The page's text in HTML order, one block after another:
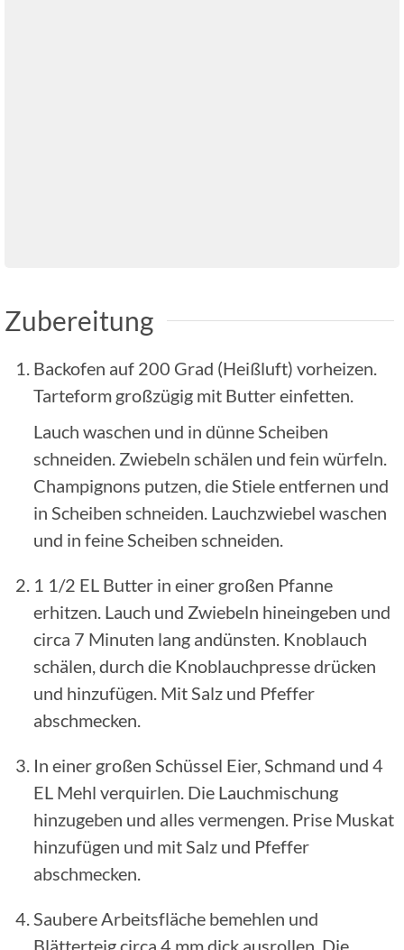
Zubereitung
Backofen auf 200 Grad (Heißluft) vorheizen.
Tarteform großzügig mit Butter einfetten.
Lauch waschen und in dünne Scheiben
schneiden. Zwiebeln schälen und fein würfeln.
Champignons putzen, die Stiele entfernen und
in Scheiben schneiden. Lauchzwiebel waschen
und in feine Scheiben schneiden.
1 1/2 EL Butter in einer großen Pfanne
erhitzen. Lauch und Zwiebeln hineingeben und
circa 7 Minuten lang andünsten. Knoblauch
schälen, durch die Knoblauchpresse drücken
und hinzufügen. Mit Salz und Pfeffer
abschmecken.
In einer großen Schüssel Eier, Schmand und 4
EL Mehl verquirlen. Die Lauchmischung
hinzugeben und alles vermengen. Prise Muskat
hinzufügen und mit Salz und Pfeffer
abschmecken.
Saubere Arbeitsfläche bemehlen und
Blätterteig circa 4 mm dick ausrollen. Die